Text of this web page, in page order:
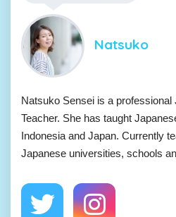
Natsuko
Natsuko Sensei is a professional
Teacher. She has taught
Indonesia and Japan. Currently
Japanese universities, schools